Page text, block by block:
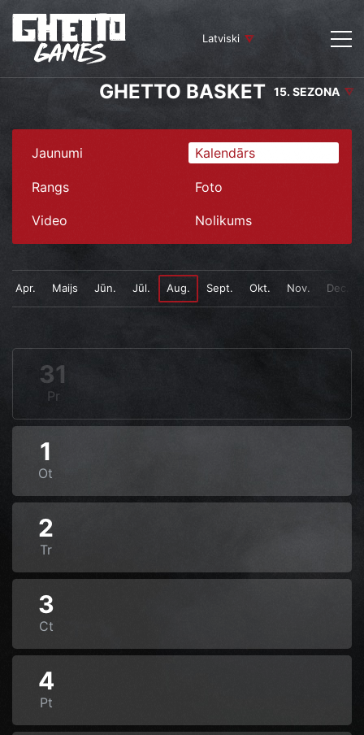
Latviski
GHETTO BASKET 15. SEZONA
Jaunumi Kalendārs
Rangs Foto
Video Nolikums
Apr. Maijs Jūn. Jūl. Aug. Sept. Okt. Nov. Dec.
31
Pr
1
Ot
2
Tr
3
Ct
4
Pt